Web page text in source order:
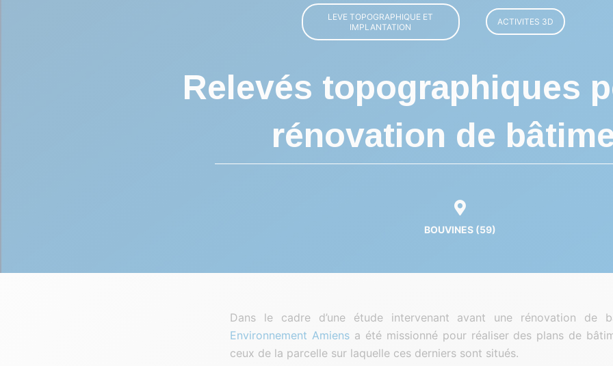
LEVE TOPOGRAPHIQUE ET
IMPLANTATION
ACTIVITES 3D
Relevés topographiques
rénovation de
BOUVINES (59)
Dans le cadre d’une étude intervenant avant une rénovation de
Environnement Amiensa été missionné pour réaliser des plans de
ceux de la parcelle sur laquelle ces derniers sont situés.